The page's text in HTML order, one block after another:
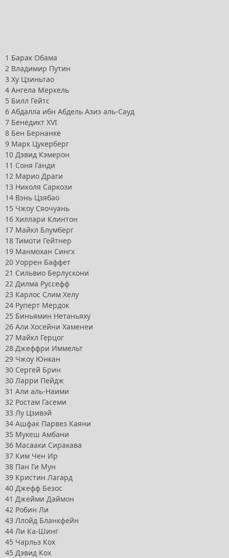
1 Барак Обама
2 Владимир Путин
3 Ху Цзиньтао
4 Ангела Меркель
5 Билл Гейтс
6 Абдалла ибн Абдель Азиз аль-Сауд
7 Бенедикт XVI
8 Бен Бернанке
9 Марк Цукерберг
10 Дэвид Кэмерон
11 Соня Ганди
12 Марио Драги
13 Николя Саркози
14 Вэнь Цзябао
15 Чжоу Сяочуань
16 Хиллари Клинтон
17 Майкл Блумберг
18 Тимоти Гейтнер
19 Манмохан Сингх
20 Уоррен Баффет
21 Сильвио Берлускони
22 Дилма Руссефф
23 Карлос Слим Хелу
24 Руперт Мердок
25 Биньямин Нетаньяху
26 Али Хосейни Хаменеи
27 Майкл Герцог
28 Джеффри Иммельт
29 Чжоу Юнкан
30 Сергей Брин
30 Ларри Пейдж
31 Али аль-Наими
32 Ростам Гасеми
33 Лу Цзивэй
34 Ашфак Парвез Каяни
35 Мукеш Амбани
36 Масааки Сиракава
37 Ким Чен Ир
38 Пан Ги Мун
39 Кристин Лагард
40 Джефф Безос
41 Джейми Даймон
42 Робин Ли
43 Ллойд Бланкфейн
44 Ли Ка-Шинг
45 Чарльз Кох
45 Дэвид Кох